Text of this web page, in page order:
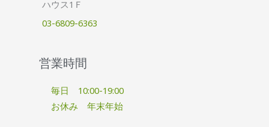
ハウス1Ｆ
03-6809-6363
営業時間
毎日 10:00-19:00
お休み 年末年始